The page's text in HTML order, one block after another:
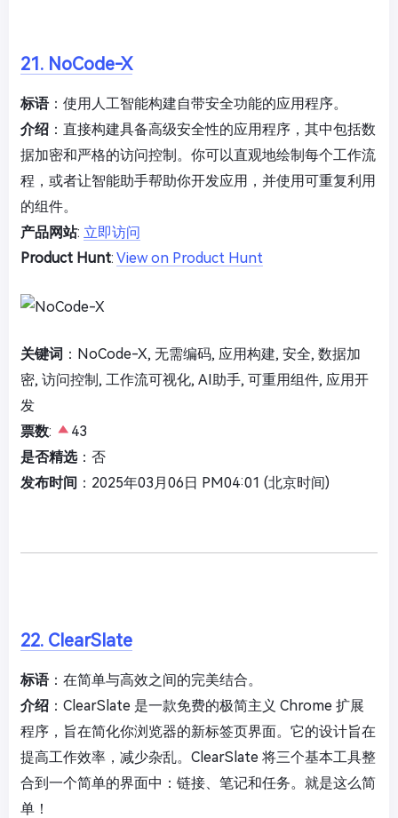
21. NoCode-X
标语：使用人工智能构建自带安全功能的应用程序。
介绍 ：直接构建具备高级安全性的应用程序，其中包括数
据加密和严格的访问控制。你可以直观地绘制每个工作流
程，或者让智能助手帮助你开发应用，并使用可重复利用
的组件。
产品网站: 立即访问
Product Hunt: View on Product Hunt
关键词 ：NoCode-X, 无需编码, 应用构建, 安全, 数据加
密, 访问控制, 工作流可视化, AI助手, 可重用组件, 应用开
发
票数:
43
是否精选：否
发布时间 ：2025年03月06日 PM04:01 (北京时间)
22. ClearSlate
标语：在简单与高效之间的完美结合。
介绍 ：ClearSlate 是一款免费的极简主义 Chrome 扩展
程序，旨在简化你浏览器的新标签页界面。它的设计旨在
提高工作效率，减少杂乱。ClearSlate 将三个基本工具整
合到一个简单的界面中：链接、笔记和任务。就是这么简
单！